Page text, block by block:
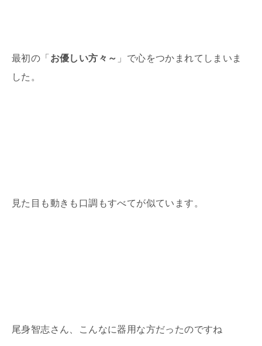
最初の「 お優しい方々～ 」で心をつかまれてしまいま
した。
見た目も動きも口調もすべてが似ています。
尾身智志さん、こんなに器用な方だったのですね